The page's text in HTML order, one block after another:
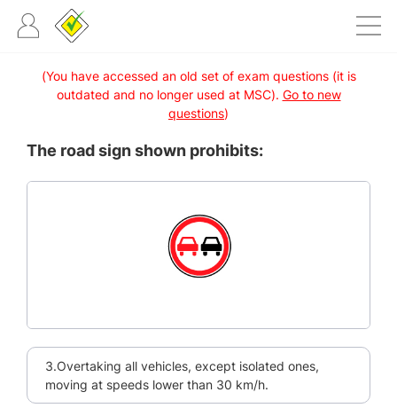
(You have accessed an old set of exam questions (it is
outdated and no longer used at MSC). Go to new
questions)
The road sign shown prohibits:
3.Overtaking all vehicles, except isolated ones,
moving at speeds lower than 30 km/h.